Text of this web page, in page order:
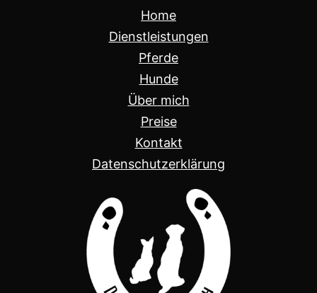
Home
Dienstleistungen
Pferde
Hunde
Über mich
Preise
Kontakt
Datenschutzerklärung